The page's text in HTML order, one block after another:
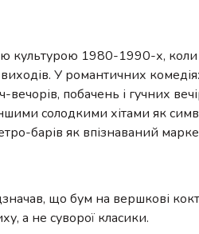
культурою 1980-1990-х,
У романтичних комедіях
вечорів, побачень і гучних
солодкими хітами як
барів як впізнаваний
що бум на вершкові
а не суворої класики.